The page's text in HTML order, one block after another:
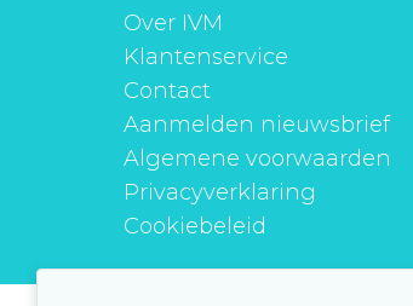
Over IVM
Klantenservice
Contact
Aanmelden nieuwsbrief
Algemene voorwaarden
Privacyverklaring
Cookiebeleid